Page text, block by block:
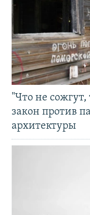
"Что не
закон против
архитектуры